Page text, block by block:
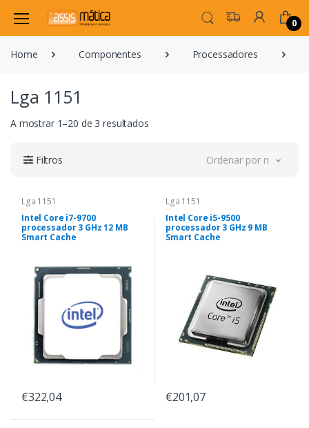
0
Home Componentes Processadores
Lga 1151
A mostrar 1–20 de 3 resultados
Filtros Ordenar por novidade
Lga 1151
Intel Core i7-9700
processador 3 GHz 12 MB
Smart Cache
€322,04
Lga 1151
Intel Core i5-9500
processador 3 GHz 9 MB
Smart Cache
€201,07